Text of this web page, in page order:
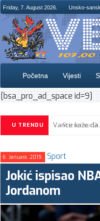
Friday, 7. August 2026. Unsko-
Početna Vijesti
[bsa_pro_ad_space id=9]
U TRENDU
6. Januara. 2019. Sport
Jokić ispisao
Jordanom